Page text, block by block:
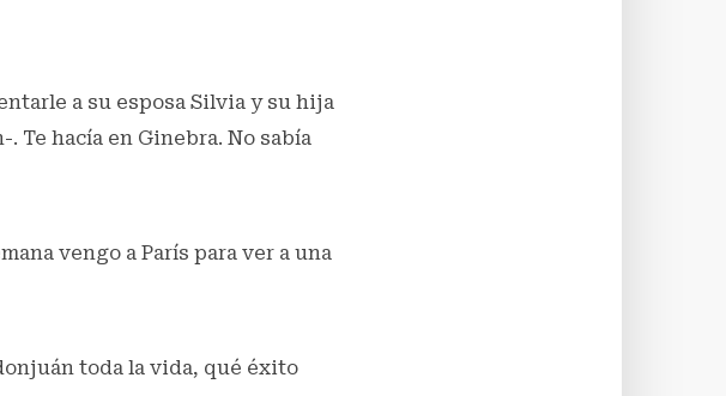
a su esposa Silvia y su hija
Te hacía en Ginebra. No sabía
vengo a París para ver a una
toda la vida, qué éxito